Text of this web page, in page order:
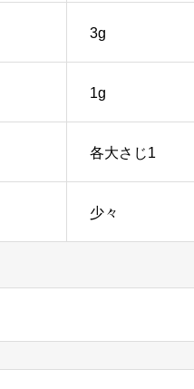
3g
1g
各大さじ1
少々